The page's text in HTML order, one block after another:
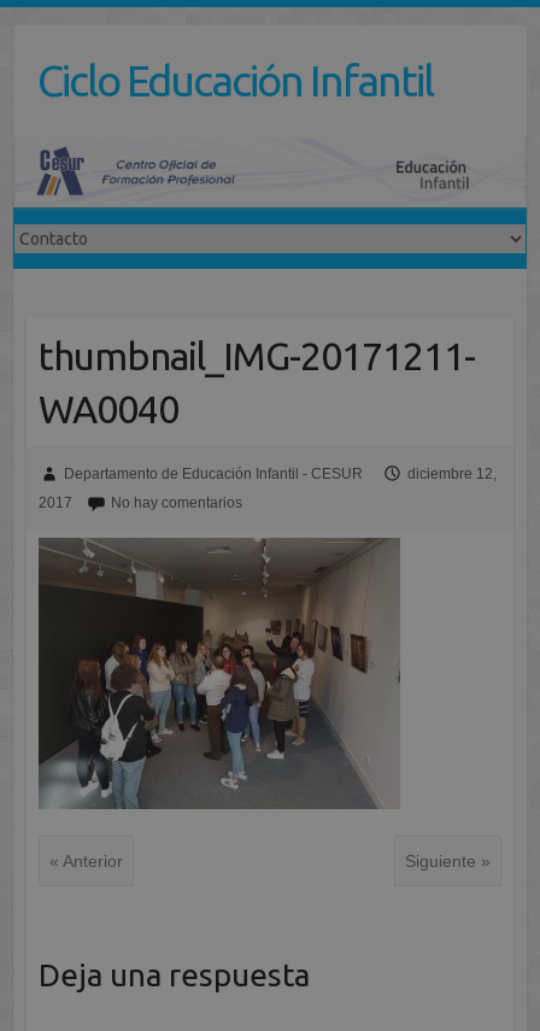
contenidoCiclo Educación Infantil
thumbnail_IMG-20171211-
WA0040
Departamento de Educación Infantil - CESUR
diciembre 12,
2017
No hay comentarios
« Anterior Siguiente »
Deja una respuesta